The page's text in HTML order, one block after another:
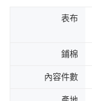
表布
鋪棉
內容件數